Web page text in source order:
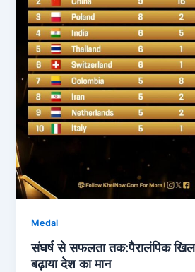
Medal
संघर्ष से सफलता तक:पैरालंपिक
बढ़ाया देश का मान